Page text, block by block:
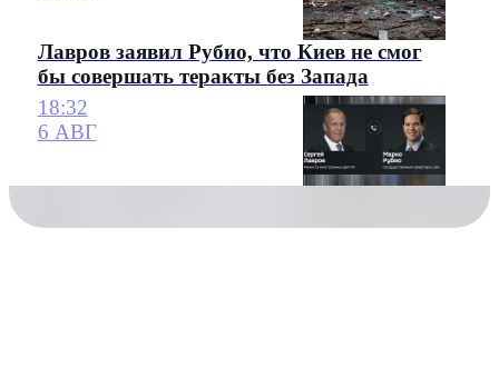
Лавров заявил Рубио, что Киев не смог
бы совершать теракты без Запада
18:32
6 АВГ